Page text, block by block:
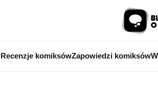
Recenzje komiksówZapowiedzi komiksów